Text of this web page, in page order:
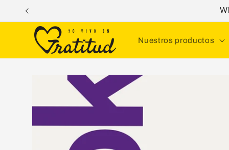
directamente
al contenido
Nuestros productos
directamente
información
del producto